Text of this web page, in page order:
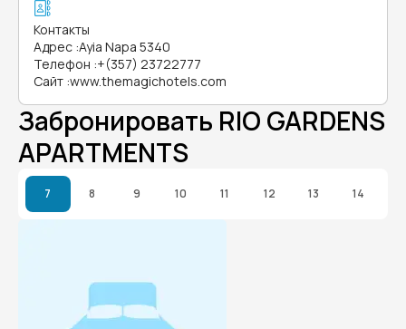
Контакты
Адрес :Ayia Napa 5340
Телефон :+(357) 23722777
Сайт :www.themagichotels.com
Забронировать RIO GARDENS
APARTMENTS
7 8 9 10 11 12 13 14